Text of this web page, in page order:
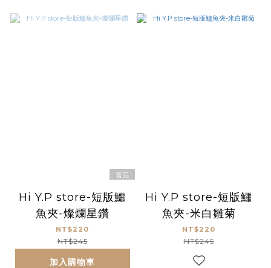
售完
Hi Y.P store-短版鱷
魚夾-燦爛星鑽
NT$220
NT$245
加入購物車
Hi Y.P store-短版鱷
魚夾-米白雛菊
NT$220
NT$245